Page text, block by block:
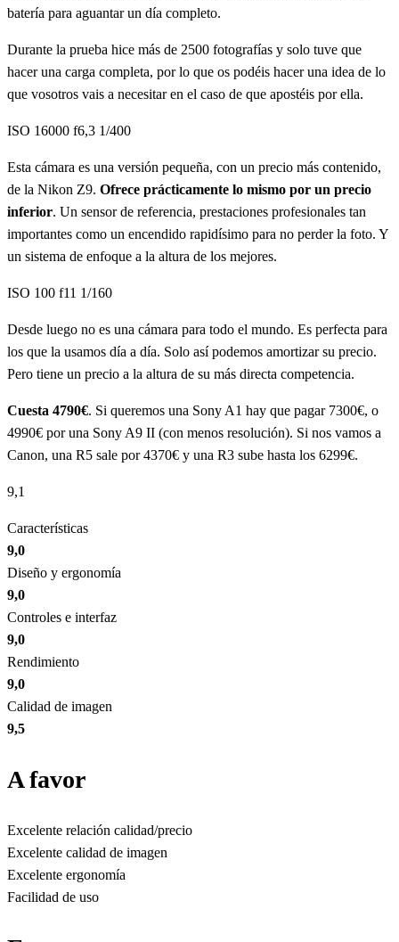
batería para aguantar un día completo.
Durante la prueba hice más de 2500 fotografías y solo tuve que
hacer una carga completa, por lo que os podéis hacer una idea de lo
que vosotros vais a necesitar en el caso de que apostéis por ella.
ISO 16000 f6,3 1/400
Esta cámara es una versión pequeña, con un precio más contenido,
de la Nikon Z9. Ofrece prácticamente lo mismo por un precio
inferior. Un sensor de referencia, prestaciones profesionales tan
importantes como un encendido rapidísimo para no perder la foto. Y
un sistema de enfoque a la altura de los mejores.
ISO 100 f11 1/160
Desde luego no es una cámara para todo el mundo. Es perfecta para
los que la usamos día a día. Solo así podemos amortizar su precio.
Pero tiene un precio a la altura de su más directa competencia.
Cuesta 4790€. Si queremos una Sony A1 hay que pagar 7300€, o
4990€ por una Sony A9 II (con menos resolución). Si nos vamos a
Canon, una R5 sale por 4370€ y una R3 sube hasta los 6299€.
9,1
Características
9,0
Diseño y ergonomía
9,0
Controles e interfaz
9,0
Rendimiento
9,0
Calidad de imagen
9,5
A favor
Excelente relación calidad/precio
Excelente calidad de imagen
Excelente ergonomía
Facilidad de uso